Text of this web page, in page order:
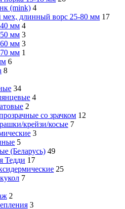
(mink) 4
мех, длинный ворс 25-80 мм 17
мм 4
мм 3
мм 3
мм 1
6
8
34
4
2
со зрачком 12
крейзи/косые 7
3
5
(Беларусь) 49
Тедди 17
25
7
2
3